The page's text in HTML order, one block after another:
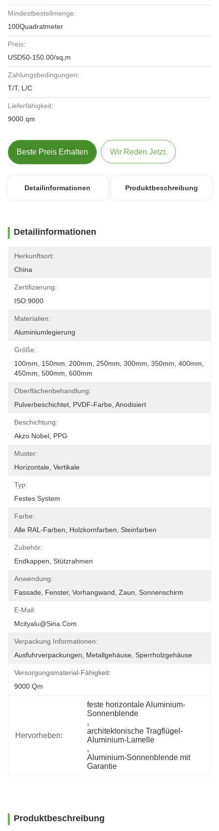
Mindestbestellmenge:
100Quadratmeter
Preis:
USD50-150.00/sq,m
Zahlungsbedingungen:
T/T, L/C
Lieferfähigkeit:
9000 qm
Beste Preis Erhalten Wir Reden Jetzt.
Detailinformationen Produktbeschreibung
Detailinformationen
Herkunftsort:
China
Zertifizierung:
ISO:9000
Materialien:
Aluminiumlegierung
Größe:
100mm, 150mm, 200mm, 250mm, 300mm, 350mm, 400mm,
450mm, 500mm, 600mm
Oberflächenbehandlung:
Pulverbeschichtet, PVDF-Farbe, Anodisiert
Beschichtung:
Akzo Nobel, PPG
Muster:
Horizontale, Vertikale
Typ:
Festes System
Farbe:
Alle RAL-Farben, Holzkornfarben, Steinfarben
Zubehör:
Endkappen, Stützrahmen
Anwendung:
Fassade, Fenster, Vorhangwand, Zaun, Sonnenschirm
E-Mail:
Mcityalu@sina.com
Verpackung Informationen:
Ausfuhrverpackungen, Metallgehäuse, Sperrholzgehäuse
Versorgungsmaterial-Fähigkeit:
9000 Qm
Hervorheben:
feste horizontale Aluminium-
Sonnenblende
,
architektonische Tragflügel-
Aluminium-Lamelle
,
Aluminium-Sonnenblende mit
Garantie
Produktbeschreibung